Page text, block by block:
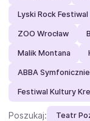
Lyski Rock Festiwal
ZOO Wrocław
Malik Montana
ABBA Symfonicznie
Festiwal Kultury
Poszukaj: Teatr